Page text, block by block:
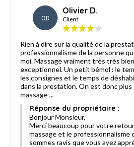
OD
Olivier D.
Client
Rien à dire sur la qualité de la
professionnalisme de la personne
moi. Massage vraiment très très
exceptionnel. Un petit bémol : le
les consignes et le temps de
dans la prestation. On est donc plus
massage ...
Réponse du propriétaire :
Bonjour Monsieur,
Merci beaucoup pour votre
massage et le professionnalisme
sommes ravis que vous ayez